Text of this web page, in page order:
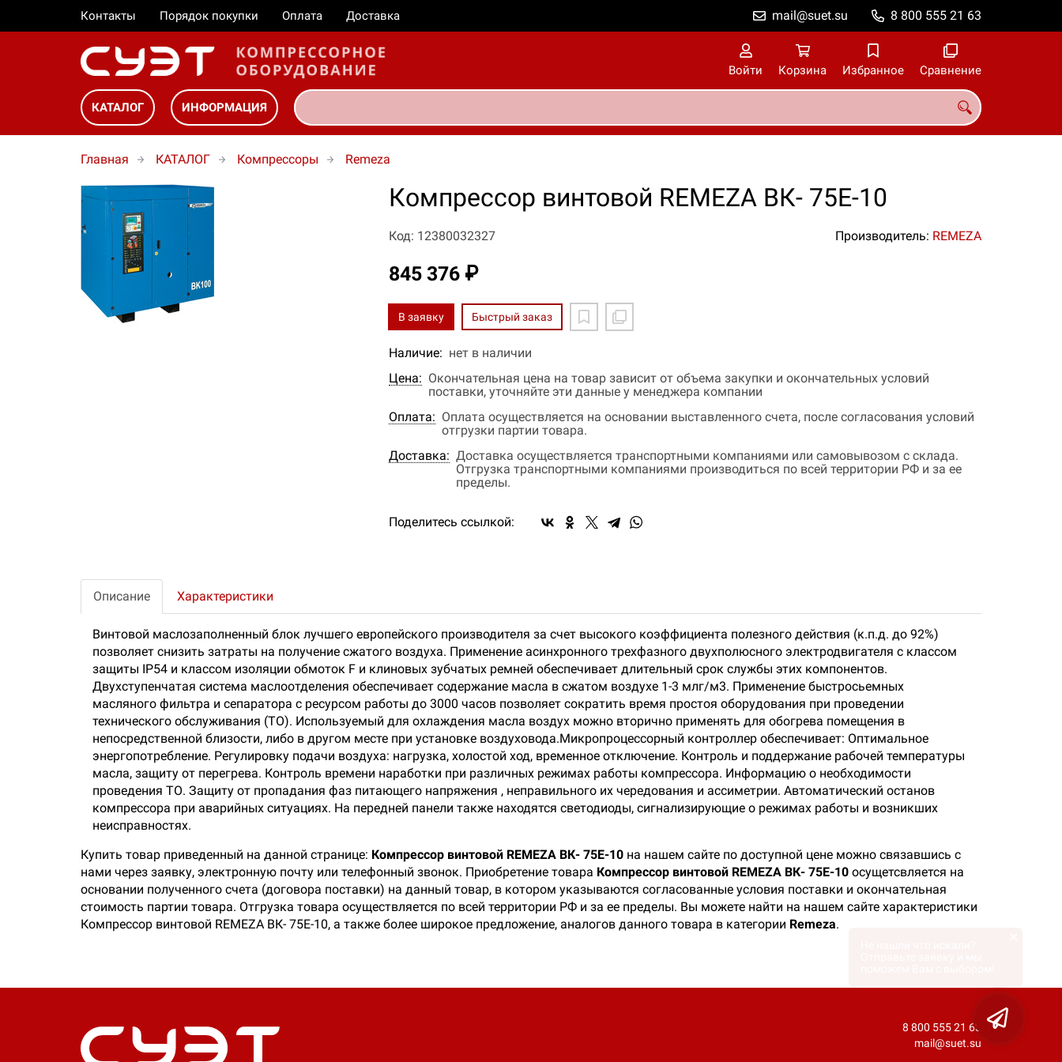
Контакты Порядок покупки Оплата Доставка 8 800 555 21 63
mail@suet.su
Войти Корзина Избранное Сравнение
КАТАЛОГ ИНФОРМАЦИЯ
Главная КАТАЛОГ Компрессоры Remeza
Компрессор винтовой REMEZA ВК- 75Е-10
Код: 12380032327 Производитель: REMEZA
845 376 ₽
В заявку Быстрый заказ
Наличие: нет в наличии
Цена: Окончательная цена на товар зависит от объема закупки и окончательных условий
поставки, уточняйте эти данные у менеджера компании
Оплата: Оплата осуществляется на основании выставленного счета, после согласования условий
отгрузки партии товара.
Доставка: Доставка осуществляется транспортными компаниями или самовывозом с склада.
Отгрузка транспортными компаниями производиться по всей территории РФ и за ее
пределы.
Поделитесь ссылкой:
Описание Характеристики
Винтовой маслозаполненный блок лучшего европейского производителя за счет высокого коэффициента полезного действия (к.п.д. до 92%)
позволяет снизить затраты на получение сжатого воздуха. Применение асинхронного трехфазного двухполюсного электродвигателя с классом
защиты IP54 и классом изоляции обмоток F и клиновых зубчатых ремней обеспечивает длительный срок службы этих компонентов.
Двухступенчатая система маслоотделения обеспечивает содержание масла в сжатом воздухе 1-3 млг/м3. Применение быстросьемных
масляного фильтра и сепаратора с ресурсом работы до 3000 часов позволяет сократить время простоя оборудования при проведении
технического обслуживания (ТО). Используемый для охлаждения масла воздух можно вторично применять для обогрева помещения в
непосредственной близости, либо в другом месте при установке воздуховода.Микропроцессорный контроллер обеспечивает: Оптимальное
энергопотребление. Регулировку подачи воздуха: нагрузка, холостой ход, временное отключение. Контроль и поддержание рабочей температуры
масла, защиту от перегрева. Контроль времени наработки при различных режимах работы компрессора. Информацию о необходимости
проведения ТО. Защиту от пропадания фаз питающего напряжения , неправильного их чередования и ассиметрии. Автоматический останов
компрессора при аварийных ситуациях. На передней панели также находятся светодиоды, сигнализирующие о режимах работы и возникших
неисправностях.
Купить товар приведенный на данной странице: Компрессор винтовой REMEZA ВК- 75Е-10 на нашем сайте по доступной цене можно связавшись с
нами через заявку, электронную почту или телефонный звонок. Приобретение товара Компрессор винтовой REMEZA ВК- 75Е-10 осущетсвляется на
основании полученного счета (договора поставки) на данный товар, в котором указываются согласованные условия поставки и окончательная
стоимость партии товара. Отгрузка товара осуществляется по всей территории РФ и за ее пределы. Вы можете найти на нашем сайте характеристики
Компрессор винтовой REMEZA ВК- 75Е-10, а также более широкое предложение, аналогов данного товара в категории Remeza.
8 800 555 21 63
mail@suet.su